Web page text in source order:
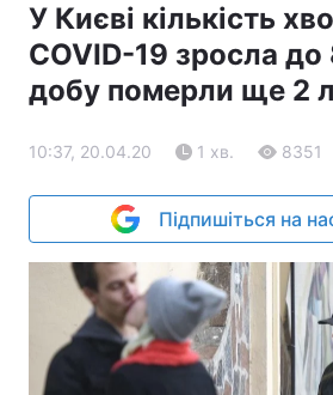
У Києві кількість
COVID-19 зросла до
добу померли ще 2
10:37, 20.04.20 1 хв. 8351
Підпишіться на